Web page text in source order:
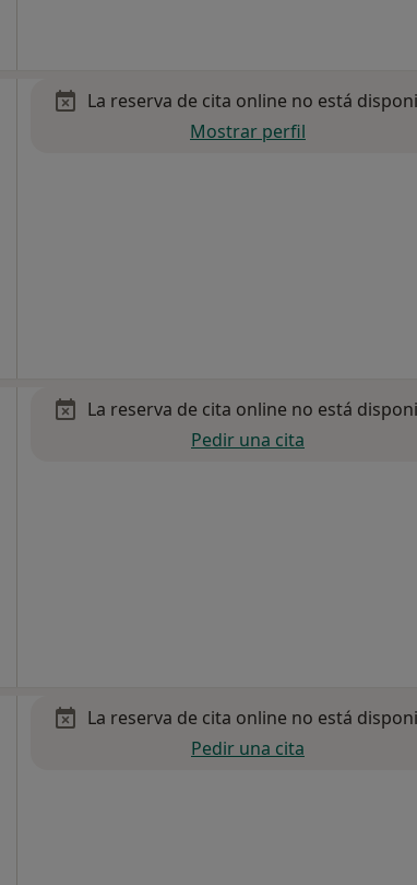
La reserva de cita online no está
Mostrar perfil
La reserva de cita online no está
Pedir una cita
La reserva de cita online no está
Pedir una cita